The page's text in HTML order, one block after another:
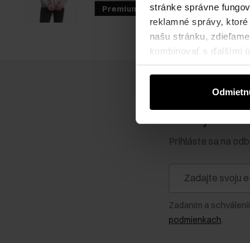
stránke správne
reklamné správy,
našu stránku,
kombinovať s ďalšími
Premium
Prihláste sa na
Zadaním a
podmienkach.